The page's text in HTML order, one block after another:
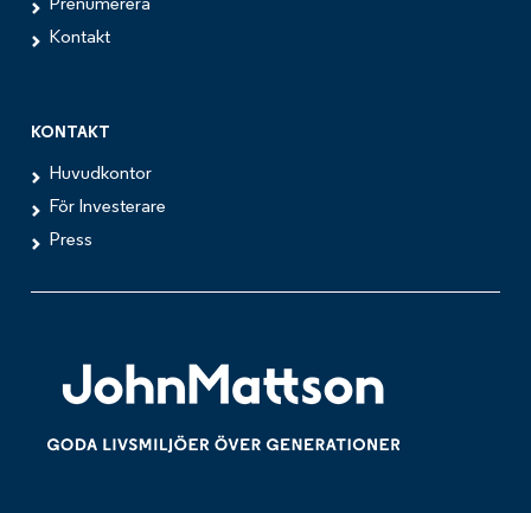
Prenumerera
Kontakt
KONTAKT
Huvudkontor
För Investerare
Press